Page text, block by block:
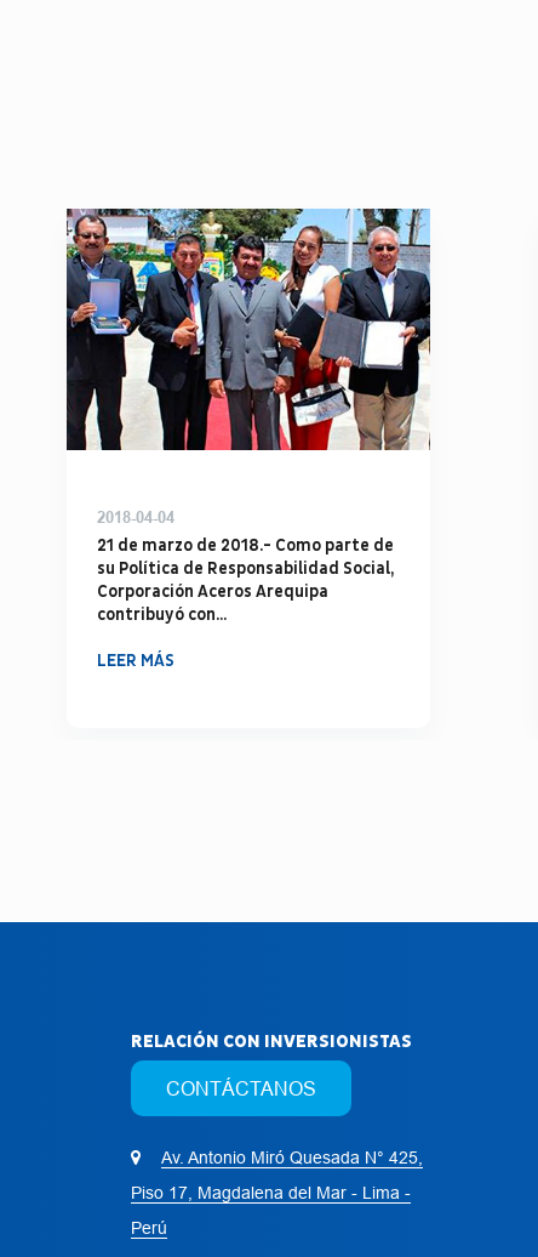
2018-04-04
21 de marzo de 2018.- Como parte de
su Política de Responsabilidad Social,
Corporación Aceros Arequipa
contribuyó con...
LEER MÁS
RELACIÓN CON INVERSIONISTAS
CONTÁCTANOS
Av. Antonio Miró Quesada N° 425,
Piso 17, Magdalena del Mar - Lima -
Perú